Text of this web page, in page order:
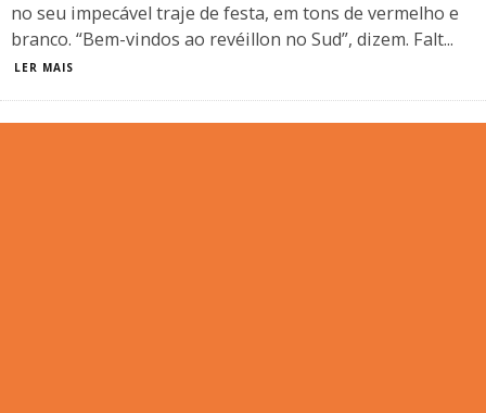
no seu impecável traje de festa, em tons de vermelho e
branco. “Bem-vindos ao revéillon no Sud”, dizem. Falt...
LER MAIS